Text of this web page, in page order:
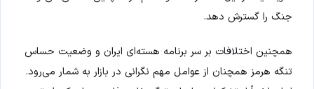
جنگ را گسترش دهد.
همچنین اختلافات بر سر برنامه هسته‌ای ایران و وضعیت حساس
تنگه هرمز همچنان از عوامل مهم نگرانی در بازار به شمار می‌رود.